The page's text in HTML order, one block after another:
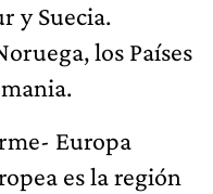
y Suecia.
los Países
Europa
es la región